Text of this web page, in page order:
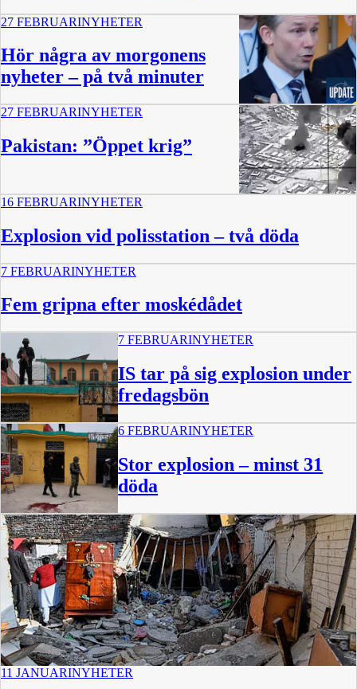
27 FEBRUARINYHETER
Hör några av morgonens
nyheter – på två minuter
2:22
27 FEBRUARINYHETER
Pakistan: ”Öppet krig”
16 FEBRUARINYHETER
Explosion vid polisstation – två döda
7 FEBRUARINYHETER
Fem gripna efter moskédådet
7 FEBRUARINYHETER
IS tar på sig explosion under
fredagsbön
6 FEBRUARINYHETER
Stor explosion – minst 31
döda
11 JANUARINYHETER